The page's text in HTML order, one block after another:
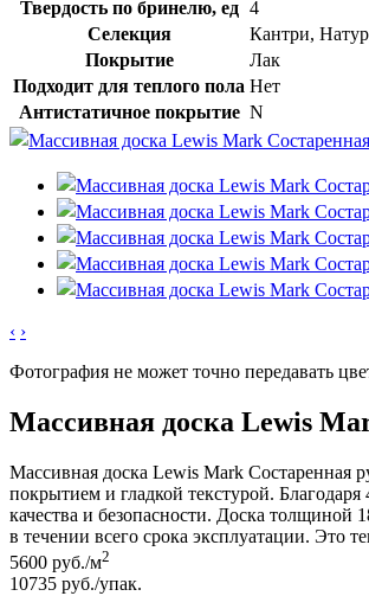
Твердость по бринелю, ед 4
Селекция
Кантри,
Покрытие
Лак
Подходит для теплого пола Нет
Антистатичное покрытие N
‹ ›
Фотография не может точно передавать
Массивная доска Lewis
Массивная доска Lewis Mark Состаренная
покрытием и гладкой текстурой.
качества и безопасности. Доска толщиной
в течении всего срока эксплуатации. Это
5600 руб./м2
10735 руб./упак.